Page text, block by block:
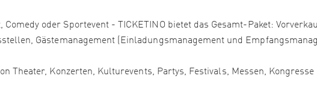
Comedy oder Sportevent - TICKETINO bietet das Gesamt-Paket:
Gästemanagement (Einladungsmanagement und
Theater, Konzerten, Kulturevents, Partys, Festivals, Messen,